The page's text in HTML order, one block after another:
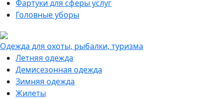
Фартуки для сферы услуг
Головные уборы
Одежда для охоты, рыбалки, туризма
Летняя одежда
Демисезонная одежда
Зимняя одежда
Жилеты